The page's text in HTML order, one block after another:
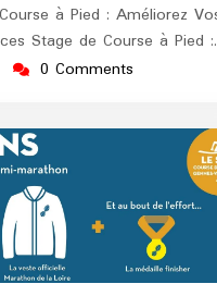
à Pied : Améliorez
Stage de Course à Pied
0 Comments